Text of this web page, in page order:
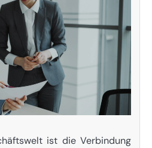
ist die Verbindung